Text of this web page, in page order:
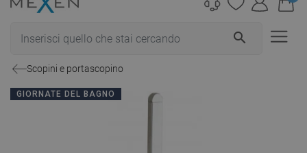
search
Scopini e portascopino
GIORNATE DEL BAGNO